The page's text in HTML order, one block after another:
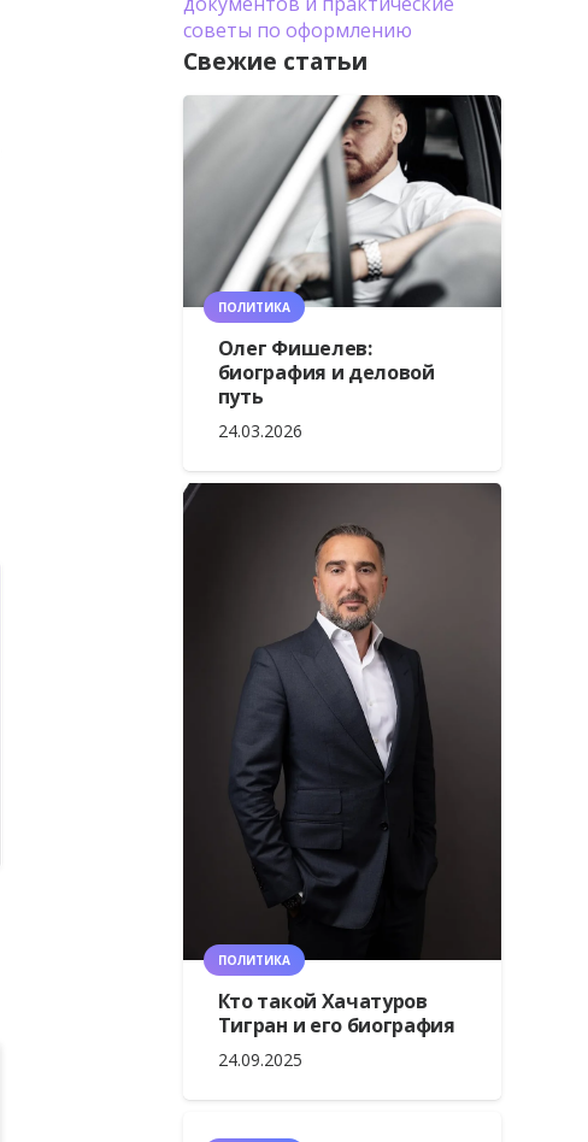
советы по оформлению
Свежие статьи
ПОЛИТИКА
Олег Фишелев:
биография и деловой
путь
24.03.2026
ПОЛИТИКА
Кто такой Хачатуров
Тигран и его биография
24.09.2025